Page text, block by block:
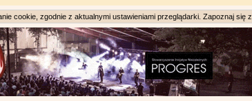
cookie, zgodnie z aktualnymi ustawieniami przeglądarki. Zapoznaj się z